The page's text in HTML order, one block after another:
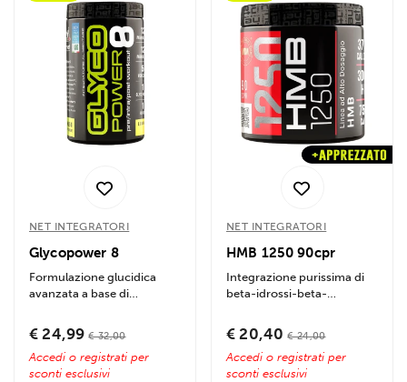
NET INTEGRATORI
Glycopower 8
Formulazione glucidica
avanzata a base di
sequenziali ad...
€ 24,99 € 32,00
Accedi o registrati per
sconti esclusivi
NET INTEGRATORI
HMB 1250 90cpr
Integrazione purissima di
beta-idrossi-beta-
dosaggio e...
€ 20,40 € 24,00
Accedi o registrati per
sconti esclusivi